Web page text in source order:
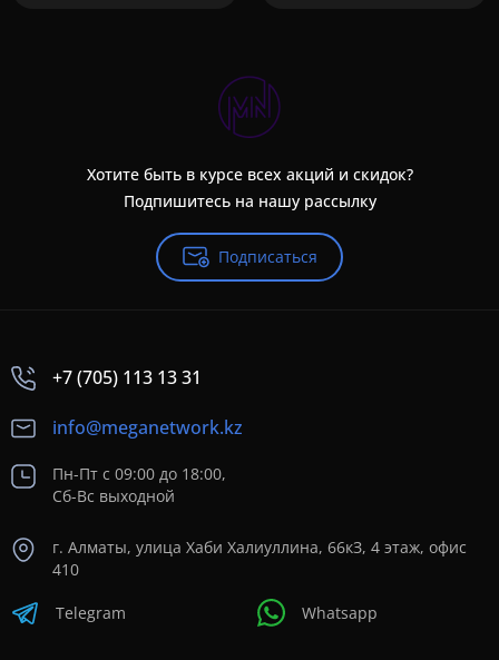
Хотите быть в курсе всех акций и скидок?
Подпишитесь на нашу рассылку
Подписаться
+7 (705) 113 13 31
info@meganetwork.kz
Пн-Пт с 09:00 до 18:00,
Сб-Вс выходной
г. Алматы, улица Хаби Халиуллина, 66кЗ, 4 этаж, офис
410
Telegram Whatsapp